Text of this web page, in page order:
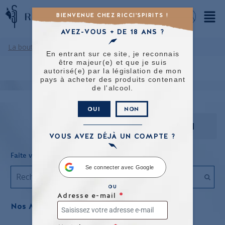
La boutique / Quintessence
RÉINITIALISATION
Faite votre recherche
Nos Marques
BIENVENUE CHEZ RICCI'SPIRITS !
AVEZ-VOUS + DE 18 ANS ?
En entrant sur ce site, je reconnais
être majeur(e) et que je suis
autorisé(e) par la législation de mon
pays à acheter des produits contenant
de l'alcool.
OUI NON
VOUS AVEZ DÉJÀ UN COMPTE ?
Se connecter avec Google
OU
Adresse e-mail *